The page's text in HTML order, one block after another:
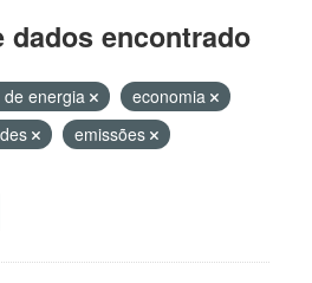
dados encontrado
energia
economia
emissões